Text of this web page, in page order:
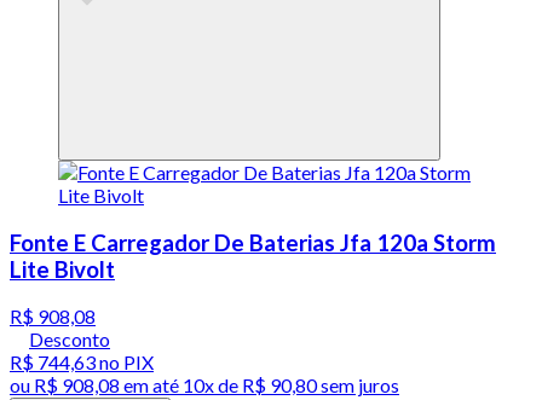
Fonte E Carregador De Baterias Jfa 120a Storm
Lite Bivolt
R$ 908,08
Desconto
R$ 744,63no PIX
ou R$ 908,08 em até 10x de R$ 90,80 sem juros